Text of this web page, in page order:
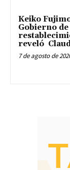
Keiko
Gobierno
reveló
7 de agosto de